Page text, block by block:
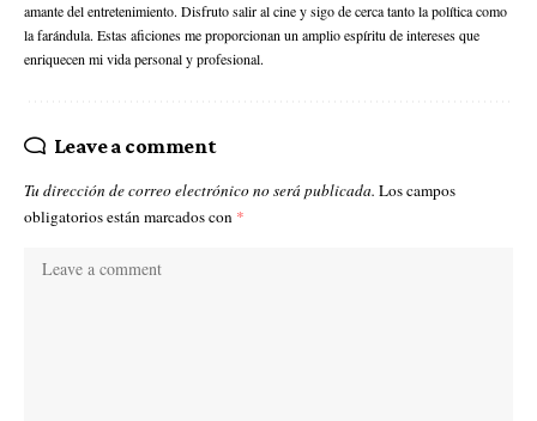
amante del entretenimiento. Disfruto salir al cine y sigo de cerca tanto la política como
la farándula. Estas aficiones me proporcionan un amplio espíritu de intereses que
enriquecen mi vida personal y profesional.
Leave a comment
Tu dirección de correo electrónico no será publicada. Los campos
obligatorios están marcados con *